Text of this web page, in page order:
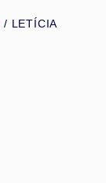
/ LETÍCIA